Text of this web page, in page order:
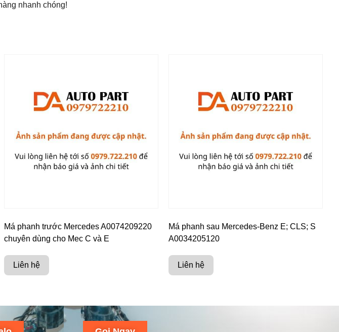
nhanh chóng!
Má phanh trước Mercedes A0074209220
chuyên dùng cho Mec C và E
Liên hệ
Má phanh sau Mercedes-Benz E; CLS; S
A0034205120
Liên hệ